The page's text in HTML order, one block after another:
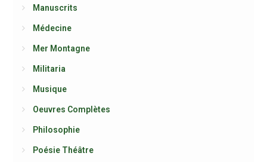
Manuscrits
Médecine
Mer Montagne
Militaria
Musique
Oeuvres Complètes
Philosophie
Poésie Théâtre